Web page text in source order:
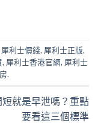
犀利士價錢, 犀利士正版,
, 犀利士香港官網, 犀利士
.
短就是早泄嗎？重點
要看這三個標準